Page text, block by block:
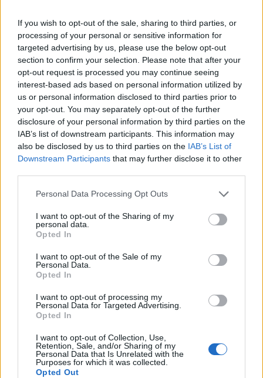
If you wish to opt-out of the sale, sharing to third parties, or
processing of your personal or sensitive information for
targeted advertising by us, please use the below opt-out
section to confirm your selection. Please note that after your
opt-out request is processed you may continue seeing
interest-based ads based on personal information utilized by
us or personal information disclosed to third parties prior to
your opt-out. You may separately opt-out of the further
disclosure of your personal information by third parties on the
IAB’s list of downstream participants. This information may
also be disclosed by us to third parties on the IAB’s List of
Downstream Participants that may further disclose it to other
Please note that this website/app uses one or more Google
not limited to your visit or usage behaviour. You may click to
grant or deny consent to Google and its third-party tags to
use your data for below specified purposes in below Google
consent section.
Personal Data Processing Opt Outs
I want to opt-out of the Sharing of my
personal data.
Opted In
I want to opt-out of the Sale of my
Personal Data.
Opted In
I want to opt-out of processing my
Personal Data for Targeted Advertising.
Opted In
I want to opt-out of Collection, Use,
Retention, Sale, and/or Sharing of my
Personal Data that Is Unrelated with the
Purposes for which it was collected.
Opted Out
Victoria University of Wellington är Nya
Zeelands mest internationella universitet med
22 000 studenter inklusive 3 000 studenter från
över 100 länder. Victoria är känt för sina
forskningsprogram av hög kaliber, det verkliga
internationella samfundet och dess främsta läge
i Nya Zeelands huvudstad. Du kommer att vara
i Nya Zeelands kreativa hjärta och lär dig av Victorias
världsklasslärare. Wellington är också landets
kulturhuvudstad. Konst, musik, cafésamhälle och en hel
värld av kreativitet packas alla in i en kompakt, livlig och
vänlig stad, märkt världens coolaste lilla huvudstad av
Lonely Planet. Lär dig mer omVictoria University.
AUT - Auckland University of Technology
AUT - Auckland University of Technology är
ett modernt och livfullt universitet beläget i
Med mer än 26 000 studenter och 4 000
internationella från 90+ länder är Auckland
Zeeländska universitet som är känt för sitt
stora campusliv och innovativa program på
campus. Den har tre campus i Auckland, är utrustad med
erbjuder mer än 250 studieprogram, utmärkt studentstöd
och en unik och rolig studieupplevelse. Hitta mer
information omAUT - Auckland University of